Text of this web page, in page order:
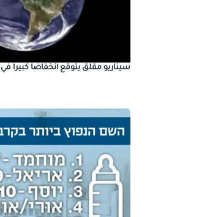
سيناريو مقلق يتوقع انخفاضا كبيرا